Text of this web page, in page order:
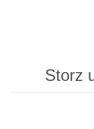
Storz